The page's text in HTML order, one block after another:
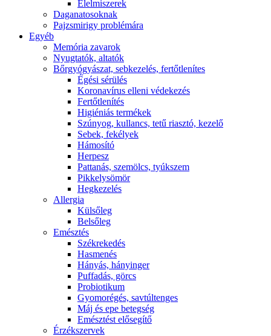
É́lelmiszerek
Daganatosoknak
Pajzsmirigy problémára
Egyéb
Memória zavarok
Nyugtatók, altatók
Bőrgyógyászat, sebkezelés, fertőtlenítes
É́gési sérülés
Koronavírus elleni védekezés
Fertőtlenítés
Higiéniás termékek
Szúnyog, kullancs, tetű riasztó, kezelő
Sebek, fekélyek
Hámosító
Herpesz
Pattanás, szemölcs, tyúkszem
Pikkelysömör
Hegkezelés
Allergia
Külsőleg
Belsőleg
Emésztés
Székrekedés
Hasmenés
Hányás, hányinger
Puffadás, görcs
Probiotikum
Gyomorégés, savtúltenges
Máj és epe betegség
Emésztést elősegítő
Érzékszervek